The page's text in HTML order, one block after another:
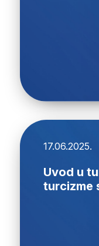
17.06.2025.
Uvod u
turcizme